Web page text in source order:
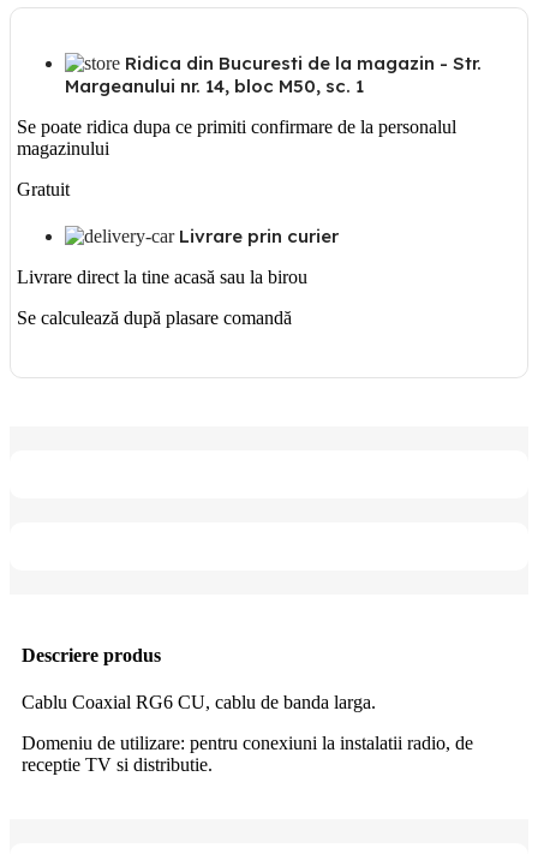
Ridica din Bucuresti de la magazin - Str.
Margeanului nr. 14, bloc M50, sc. 1
Se poate ridica dupa ce primiti confirmare de la personalul
magazinului
Gratuit
Livrare prin curier
Livrare direct la tine acasă sau la birou
Se calculează după plasare comandă
Descriere produs
Cablu Coaxial RG6 CU, cablu de banda larga.
Domeniu de utilizare: pentru conexiuni la instalatii radio, de
receptie TV si distributie.